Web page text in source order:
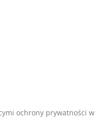
ochrony prywatności